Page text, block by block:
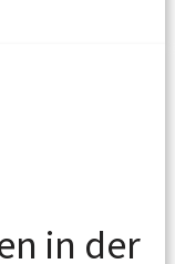
in der